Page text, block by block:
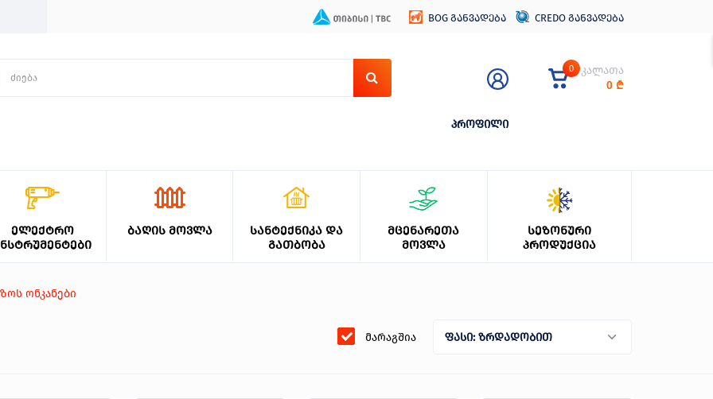
BOG განვადება CREDO განვადება
პროფილი
0 კალათა
0 ₾
ᲔᲚᲔᲥᲢᲠᲝ
ᲑᲐᲦᲘᲡ ᲛᲝᲕᲚᲐ
ᲡᲐᲜᲢᲔᲥᲜᲘᲙᲐ ᲓᲐ
ᲒᲐᲗᲑᲝᲑᲐ
ᲛᲪᲔᲜᲐᲠᲔᲗᲐ
ᲛᲝᲕᲚᲐ
ᲡᲔᲖᲝᲜᲣᲠᲘ
ᲞᲠᲝᲓᲣᲥᲪᲘᲐ
ონკანები
მარაგშია ფასი: ზრდადობით